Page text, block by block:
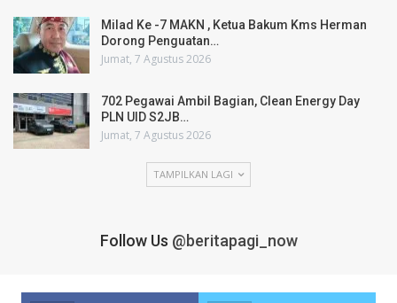
Milad Ke -7 MAKN , Ketua Bakum Kms Herman
Dorong Penguatan…
Jumat, 7 Agustus 2026
702 Pegawai Ambil Bagian, Clean Energy Day
PLN UID S2JB…
Jumat, 7 Agustus 2026
TAMPILKAN LAGI
Follow Us @beritapagi_now